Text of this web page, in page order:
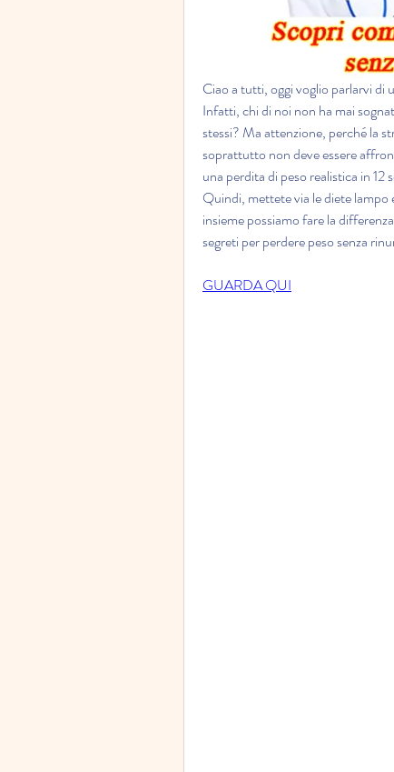
Ciao a tutti, oggi voglio parlarvi di
Infatti, chi di noi non ha mai
stessi? Ma attenzione, perché la
soprattutto non deve essere
una perdita di peso realistica in
Quindi, mettete via le diete lampo
insieme possiamo fare la
segreti per perdere peso senza
GUARDA QUI